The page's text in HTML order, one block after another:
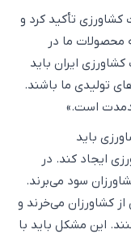
تأکید کرد و
محصولات ما در
ایران باید
تولیدی ما باشند.
است.»
باید
ایجاد کند. در
سود می‌برند.
کشاورزان می‌خرند و
این مشکل باید با